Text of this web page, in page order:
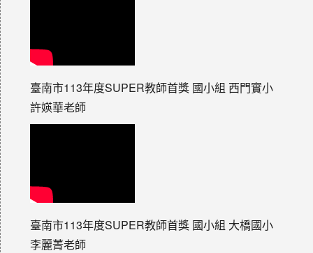
臺南市113年度SUPER教師首獎 國小組 西門實小
許媖華老師
臺南市113年度SUPER教師首獎 國小組 大橋國小
李麗菁老師